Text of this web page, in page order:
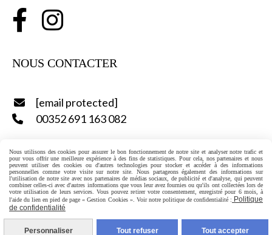
 
NOUS CONTACTER
 [email protected]
 00352 691 163 082
Toute utilisation, reproduction ou représentation des
contenus du site,en tout ou en partie,sans autorisation
préalable de SOBO SARL-S, est strictement interdite.
Nous utilisons des cookies pour assurer le bon fonctionnement de notre site et analyser notre trafic et
pour vous offrir une meilleure expérience à des fins de statistiques. Pour cela, nos partenaires et nous
peuvent utiliser des cookies ou d'autres technologies pour stocker et accéder à des informations
personnelles comme votre visite sur notre site. Nous partageons également des informations sur
l'utilisation de notre site avec nos partenaires de médias sociaux, de publicité et d'analyse, qui peuvent
combiner celles-ci avec d'autres informations que vous leur avez fournies ou qu'ils ont collectées lors de
votre utilisation de leurs services. Vous pouvez retirer votre consentement, enregistré pour 6 mois, à
l'aide du lien en pied de page « Gestion Cookies ». Voir notre politique de confidentialité : Politique
de confidentialité
Personnaliser Tout refuser Tout accepter